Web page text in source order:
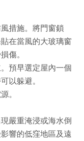
措施。將門窗鎖
在當風的大玻璃窗
傷。
預早選定屋內一個
以躲避。
。
嚴重淹浸或海水倒
響的低窪地區及遠